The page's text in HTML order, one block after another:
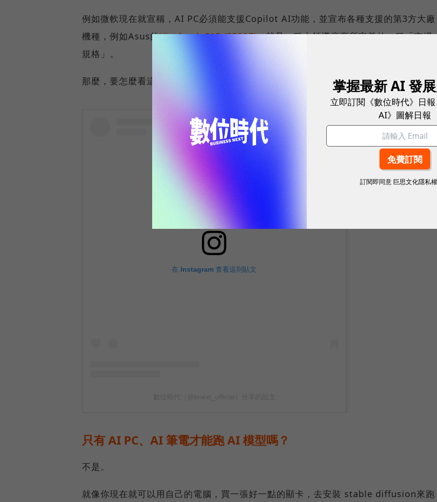
例如微軟現在就宣稱，AI PC必須能支援Copilot AI功能，並宣布各種支援的第3方大廠
機種，例如Asus的Vivobook S15 (S5507)，就是一種由領導廠商所定義的一種「市場
規格」。
那麼，要怎麼看這台電腦支援哪些 AI 功能？主要需要看硬體上 NPC 的規格。
只有 AI PC、AI 筆電才能跑 AI 模型嗎？
不是。
就像你現在就可以用自己的電腦，買一張好一點的顯卡，去安裝 stable diffusion來跑
掌握最新 AI 發
立即訂閱《數位時代》日
AI》圖解日報
訂閱即同意 巨思文化隱私